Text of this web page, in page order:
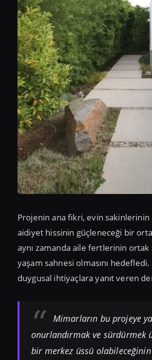
Projenin ana fikri, evin
aidiyet hissinin güçleneceği bir
aynı zamanda aile fertlerinin ortak
yaşam sahnesi olmasını
duygusal ihtiyaçlara yanıt veren
Mimarların bu projeye
onurlandırmak ve sürdürmek
bir merkez üssü